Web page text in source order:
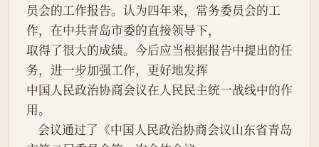
员会的工作报告。认为四年来，常务委员会的工
作，在中共青岛市委的直接领导下，
取得了很大的成绩。今后应当根据报告中提出的任
务，进一步加强工作，更好地发挥
中国人民政治协商会议在人民民主统一战线中的作
用。